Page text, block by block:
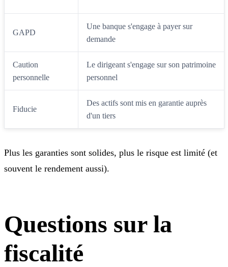
GAPD
Une banque s'engage à payer sur
demande
Caution
personnelle
Le dirigeant s'engage sur son patrimoine
personnel
Fiducie
Des actifs sont mis en garantie auprès
d'un tiers
Plus les garanties sont solides, plus le risque est limité (et
souvent le rendement aussi).
Questions sur la
fiscalité